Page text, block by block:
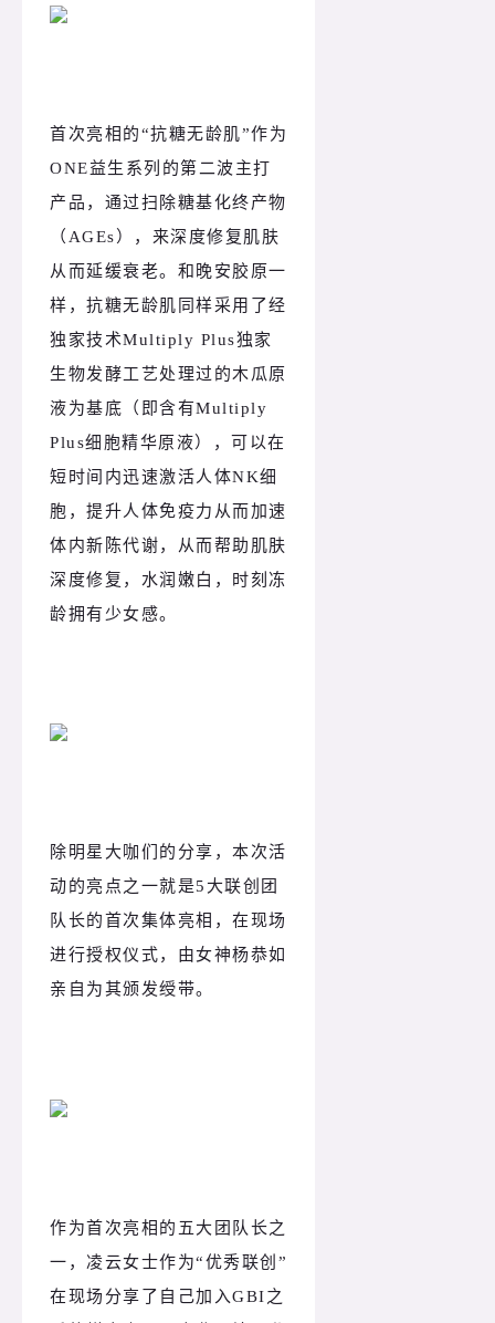
首次亮相的“抗糖无龄肌”作为
ONE益生系列的第二波主打
产品，通过扫除糖基化终产物
（AGEs），来深度修复肌肤
从而延缓衰老。和晚安胶原一
样，抗糖无龄肌同样采用了经
独家技术Multiply Plus独家
生物发酵工艺处理过的木瓜原
液为基底（即含有Multiply
Plus细胞精华原液），可以在
短时间内迅速激活人体NK细
胞，提升人体免疫力从而加速
体内新陈代谢，从而帮助肌肤
深度修复，水润嫩白，时刻冻
龄拥有少女感。
除明星大咖们的分享，本次活
动的亮点之一就是5大联创团
队长的首次集体亮相，在现场
进行授权仪式，由女神杨恭如
亲自为其颁发绶带。
作为首次亮相的五大团队长之
一，凌云女士作为“优秀联创”
在现场分享了自己加入GBI之